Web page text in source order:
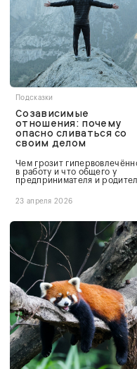
Подсказки
Созависимые
отношения: почему
опасно сливаться со
своим делом
Чем грозит
в работу и что общего у
предпринимателя и
23 апреля 2026